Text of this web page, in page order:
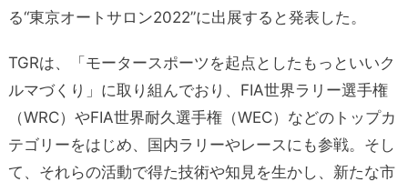
る“東京オートサロン2022”に出展すると発表した。
TGRは、「モータースポーツを起点としたもっといいク
ルマづくり」に取り組んでおり、FIA世界ラリー選手権
（WRC）やFIA世界耐久選手権（WEC）などのトップカ
テゴリーをはじめ、国内ラリーやレースにも参戦。そし
て、それらの活動で得た技術や知見を生かし、新たな市